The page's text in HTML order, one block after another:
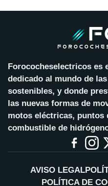
Forococheselectricos es
dedicado al mundo de
sostenibles, y donde
las nuevas formas de
motos eléctricas, puntos
combustible de
AVISO LEGAL
POLÍTICA DE